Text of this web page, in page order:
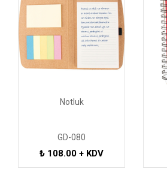
Notluk
GD-080
₺ 108.00 + KDV